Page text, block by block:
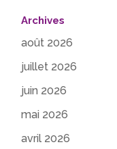
Archives
août 2026
juillet 2026
juin 2026
mai 2026
avril 2026